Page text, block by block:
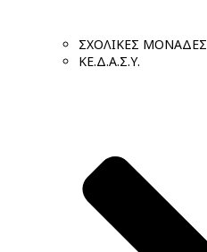
ΣΧΟΛΙΚΕΣ ΜΟΝΑΔΕΣ
ΚΕ.Δ.Α.Σ.Υ.